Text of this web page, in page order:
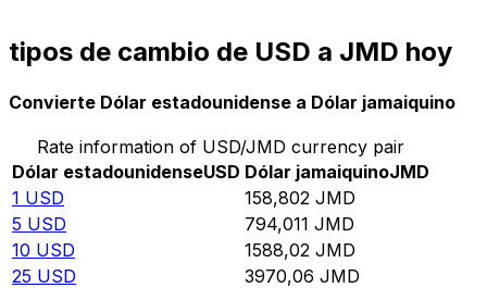
tipos de cambio de USD a JMD hoy
Convierte Dólar estadounidense a Dólar jamaiquino
Rate information of USD/JMD currency pair
Dólar estadounidenseUSD Dólar jamaiquinoJMD
1 USD 158,802 JMD
5 USD 794,011 JMD
10 USD 1588,02 JMD
25 USD 3970,06 JMD